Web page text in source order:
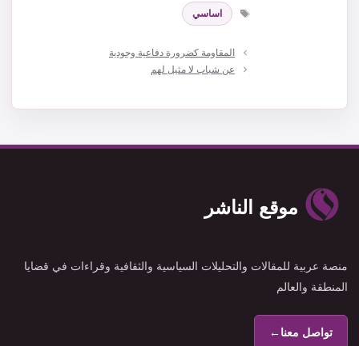
الوسوم
اساسي
المقاومة كضرورة دفاعية وجودية
عن شباب لا مثيل لهم
موقع الناشر
منصة عربية للمقالات والتحليلات السياسية والثقافية وقراءات في قضايا
المنطقة والعالم
تواصل معنا←